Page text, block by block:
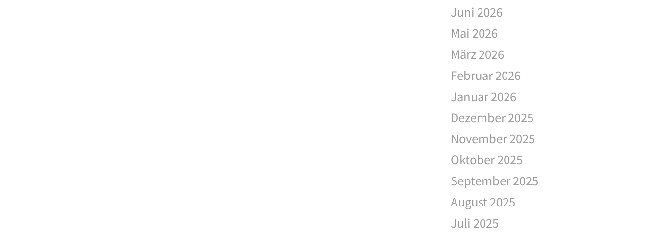
Juni 2026
Mai 2026
März 2026
Februar 2026
Januar 2026
Dezember 2025
November 2025
Oktober 2025
September 2025
August 2025
Juli 2025